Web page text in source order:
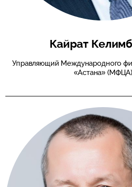
Кайрат
Управляющий Международного
«Астана» (МФЦА)